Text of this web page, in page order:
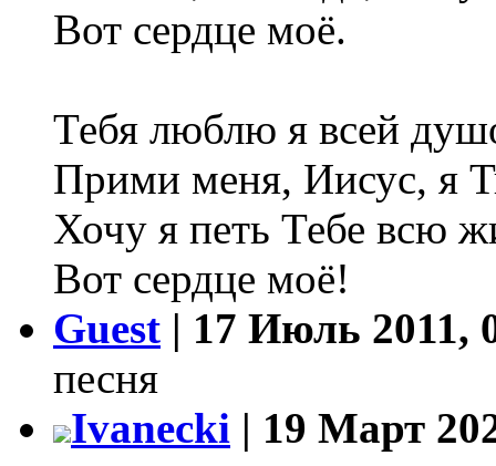
Вот сердце моё.
Тебя люблю я всей
Прими меня, Иисус, я
Хочу я петь Тебе всю
Вот сердце моё!
Guest | 17 Июль 2011,
песня
Ivanecki | 19 Март